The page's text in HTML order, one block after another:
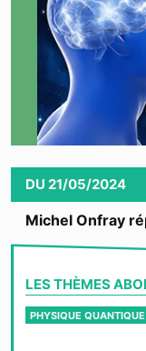
DU 21/05/2024
Michel Onfray
LES THÈMES
PHYSIQUE QUANTIQUE